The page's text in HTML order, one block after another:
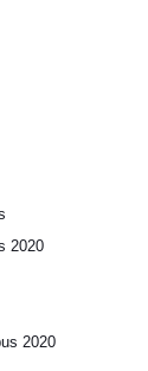
2020
2020